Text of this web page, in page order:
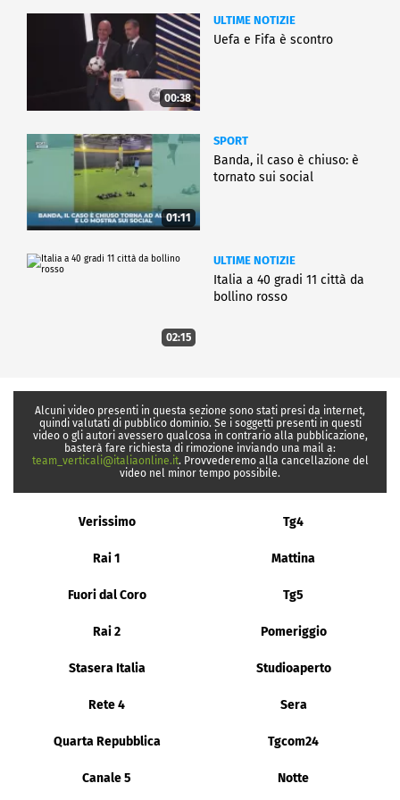
00:38
ULTIME NOTIZIE
Uefa e Fifa è scontro
01:11
SPORT
Banda, il caso è chiuso: è
tornato sui social
02:15
ULTIME NOTIZIE
Italia a 40 gradi 11 città da
bollino rosso
Alcuni video presenti in questa sezione sono stati presi da internet,
quindi valutati di pubblico dominio. Se i soggetti presenti in questi
video o gli autori avessero qualcosa in contrario alla pubblicazione,
basterà fare richiesta di rimozione inviando una mail a:
team_verticali@italiaonline.it. Provvederemo alla cancellazione del
video nel minor tempo possibile.
Verissimo Tg4
Rai 1 Mattina
Fuori dal Coro Tg5
Rai 2 Pomeriggio
Stasera Italia Studioaperto
Rete 4 Sera
Quarta Repubblica Tgcom24
Canale 5 Notte